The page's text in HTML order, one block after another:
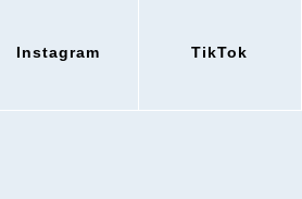
Instagram TikTok